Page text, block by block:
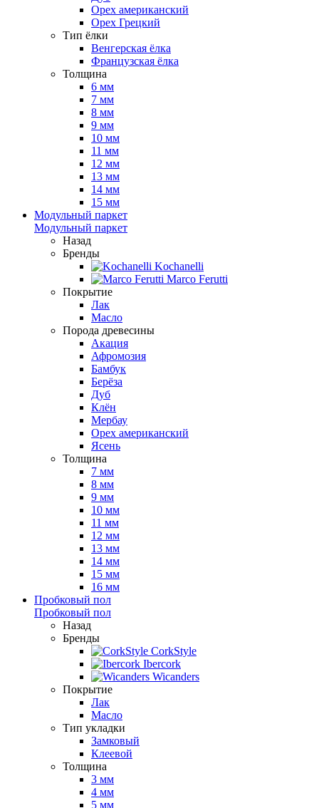
Орех американский
Орех Грецкий
Тип ёлки
Венгерская ёлка
Французская ёлка
Толщина
6 мм
7 мм
8 мм
9 мм
10 мм
11 мм
12 мм
13 мм
14 мм
15 мм
Модульный паркет
Модульный паркет
Назад
Бренды
Kochanelli
Marco Ferutti
Покрытие
Лак
Масло
Порода древесины
Акация
Афромозия
Бамбук
Берёза
Дуб
Клён
Мербау
Орех американский
Ясень
Толщина
7 мм
8 мм
9 мм
10 мм
11 мм
12 мм
13 мм
14 мм
15 мм
16 мм
Пробковый пол
Пробковый пол
Назад
Бренды
CorkStyle
Ibercork
Wicanders
Покрытие
Лак
Масло
Тип укладки
Замковый
Клеевой
Толщина
3 мм
4 мм
5 мм